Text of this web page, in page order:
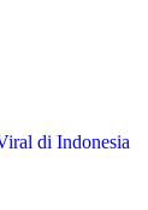
di Indonesia